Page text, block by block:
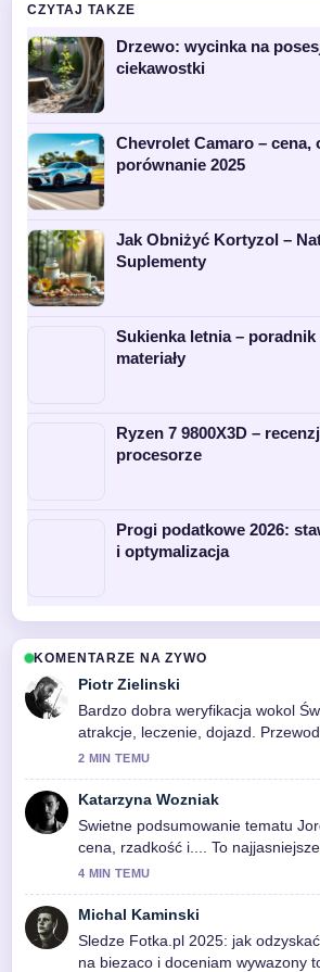
CZYTAJ TAKZE
Drzewo: wycinka na
ciekawostki
Chevrolet Camaro – cena,
porównanie 2025
Jak Obniżyć Kortyzol –
Suplementy
Sukienka letnia –
materiały
Ryzen 7 9800X3D –
procesorze
Progi podatkowe 2026:
i optymalizacja
KOMENTARZE NA ZYWO
Piotr Zielinski
Bardzo dobra weryfikacja wokol
atrakcje, leczenie, dojazd.
powinno pisac w ten sposob.
2 MIN TEMU
Katarzyna Wozniak
Swietne podsumowanie tematu
cena, rzadkość i.... To
dzis widzialem.
4 MIN TEMU
Michal Kaminski
Sledze Fotka.pl 2025: jak odzyskać
na biezaco i doceniam wywazony